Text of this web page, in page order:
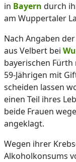
in Bayern durch
am Wuppertaler
Nach Angaben
aus Velbert bei
bayerischen
59-Jährigen mit
scheiden lassen
einen Teil ihres
beide Frauen
angeklagt.
Wegen ihrer
Alkoholkonsums